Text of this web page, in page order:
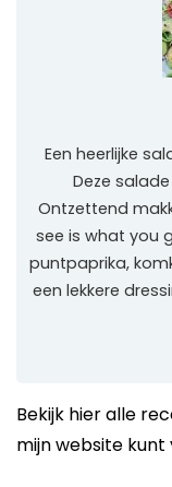
Een heerlijke
Deze
Ontzettend
see is what you
puntpaprika,
een lekkere
Bekijk hier alle
mijn website kunt